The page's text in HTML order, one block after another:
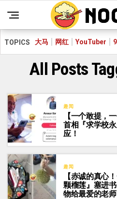
TOPICS 大马 网红 YouTuber
All Posts
趣闻
【一个敢提，
首相『求学校
应！
趣闻
【赤诚的真心
颗榴莲』塞进
物给最爱的老师